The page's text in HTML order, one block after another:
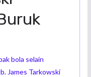
bola selain
James Tarkowski